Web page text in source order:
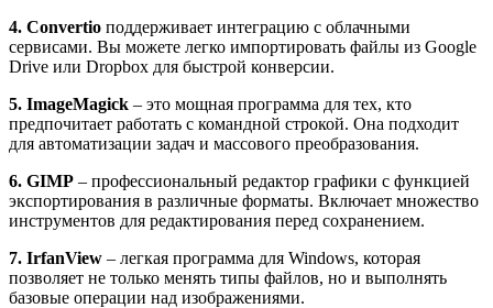
4. Convertio поддерживает интеграцию с облачными
сервисами. Вы можете легко импортировать файлы из Google
Drive или Dropbox для быстрой конверсии.
5. ImageMagick – это мощная программа для тех, кто
предпочитает работать с командной строкой. Она подходит
для автоматизации задач и массового преобразования.
6. GIMP – профессиональный редактор графики с функцией
экспортирования в различные форматы. Включает множество
инструментов для редактирования перед сохранением.
7. IrfanView – легкая программа для Windows, которая
позволяет не только менять типы файлов, но и выполнять
базовые операции над изображениями.